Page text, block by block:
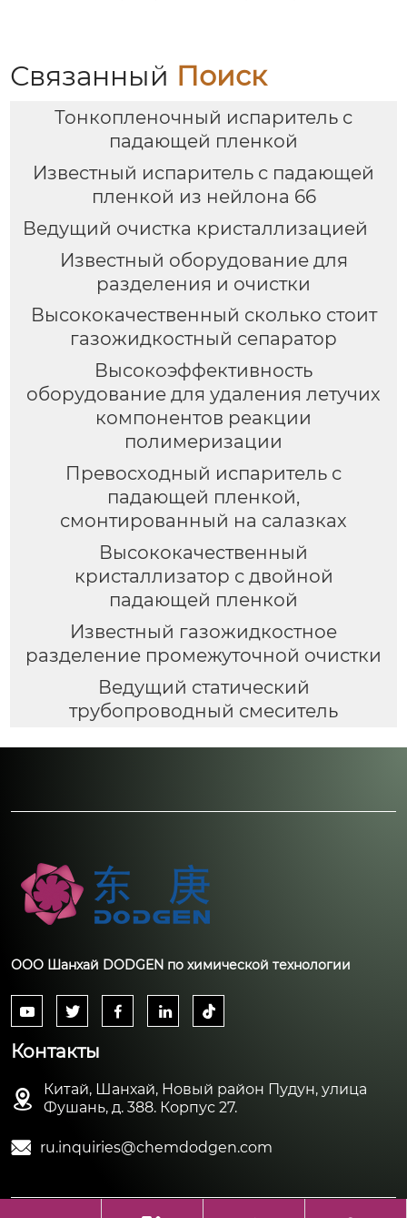
Связанный Поиск
Тонкопленочный испаритель с
падающей пленкой
Известный испаритель с падающей
пленкой из нейлона 66
Ведущий очистка кристаллизацией
Известный оборудование для
разделения и очистки
Высококачественный сколько стоит
газожидкостный сепаратор
Высокоэффективность
оборудование для удаления летучих
компонентов реакции
полимеризации
Превосходный испаритель с
падающей пленкой,
смонтированный на салазках
Высококачественный
кристаллизатор с двойной
падающей пленкой
Известный газожидкостное
разделение промежуточной очистки
Ведущий статический
трубопроводный смеситель
ООО Шанхай DODGEN по химической технологии
    
Контакты

Китай, Шанхай, Новый район Пудун, улица
Фушань, д. 388. Корпус 27.
 ru.inquiries@chemdodgen.com